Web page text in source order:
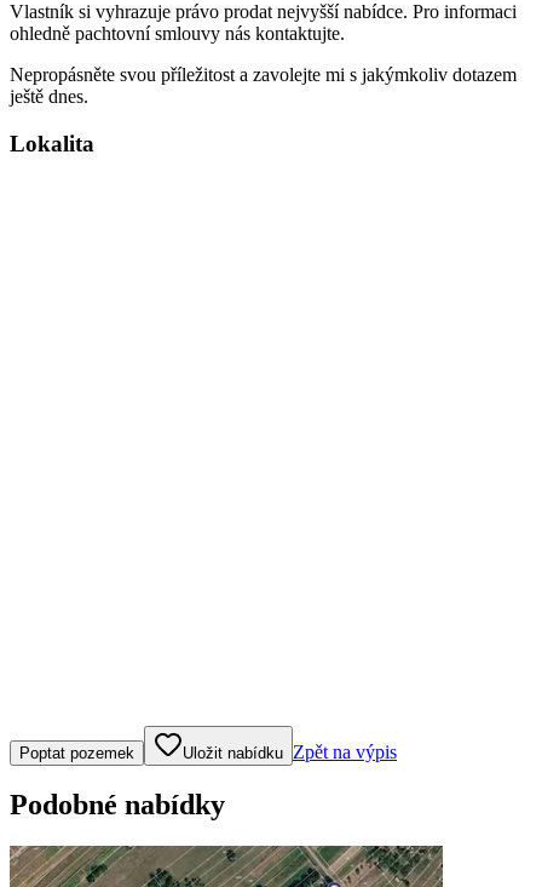
Vlastník si vyhrazuje právo prodat nejvyšší nabídce. Pro informaci
ohledně pachtovní smlouvy nás kontaktujte.
Nepropásněte svou příležitost a zavolejte mi s jakýmkoliv dotazem
ještě dnes.
Lokalita
Klepněte nebo klikněte pro ovládání mapy
Poptat pozemek Uložit nabídku Zpět na výpis
Podobné nabídky